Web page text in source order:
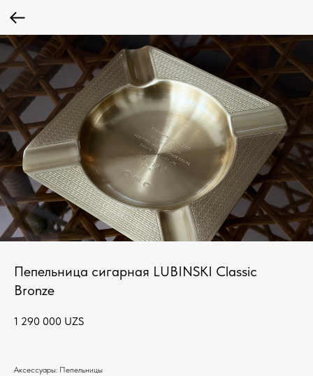
Пепельница сигарная LUBINSKI Classic
Bronze
1 290 000 UZS
Аксессуары: Пепельницы